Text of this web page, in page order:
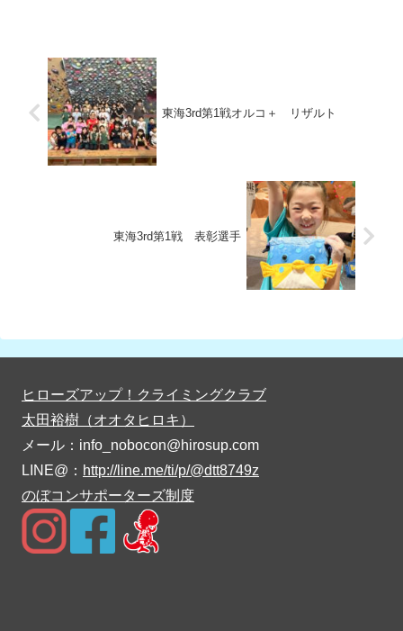
東海3rd第1戦オルコ＋ リザルト
東海3rd第1戦 表彰選手
ヒローズアップ！クライミングクラブ
太田裕樹（オオタヒロキ）
メール：info_nobocon@hirosup.com
LINE@： http://line.me/ti/p/@dtt8749z
のぼコンサポーターズ制度